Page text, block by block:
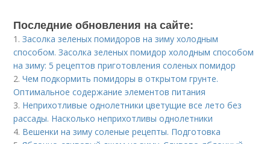
Последние обновления на сайте:
1.Засолка зеленых помидоров на зиму холодным
способом. Засолка зеленых помидор холодным способом
на зиму: 5 рецептов приготовления соленых помидор
2.Чем подкормить помидоры в открытом грунте.
Оптимальное содержание элементов питания
3. Неприхотливые однолетники цветущие все лето без
рассады. Насколько неприхотливы однолетники
4. Вешенки на зиму соленые рецепты. Подготовка